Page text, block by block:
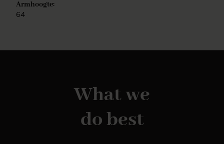
Armhoogte:
64
What we
do best